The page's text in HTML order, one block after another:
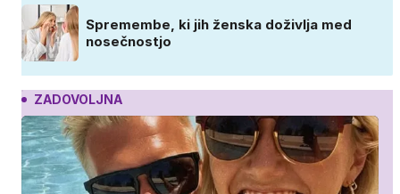
Spremembe, ki jih ženska doživlja med
nosečnostjo
ZADOVOLJNA